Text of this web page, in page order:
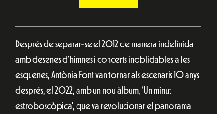
Després de separar-se el 2012 de manera indefinida
amb desenes d’himnes i concerts inoblidables a les
esquenes, Antònia Font van tornar als escenaris 10 anys
després, el 2022, amb un nou àlbum, ‘Un minut
estroboscòpica’, que va revolucionar el panorama